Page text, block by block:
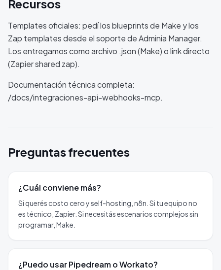
Recursos
Templates oficiales: pedí los blueprints de Make y los
Zap templates desde el soporte de Adminia Manager.
Los entregamos como archivo .json (Make) o link directo
(Zapier shared zap).
Documentación técnica completa:
/docs/integraciones-api-webhooks-mcp.
Preguntas frecuentes
¿Cuál conviene más?
Si querés costo cero y self-hosting, n8n. Si tu equipo no
es técnico, Zapier. Si necesitás escenarios complejos sin
programar, Make.
¿Puedo usar Pipedream o Workato?